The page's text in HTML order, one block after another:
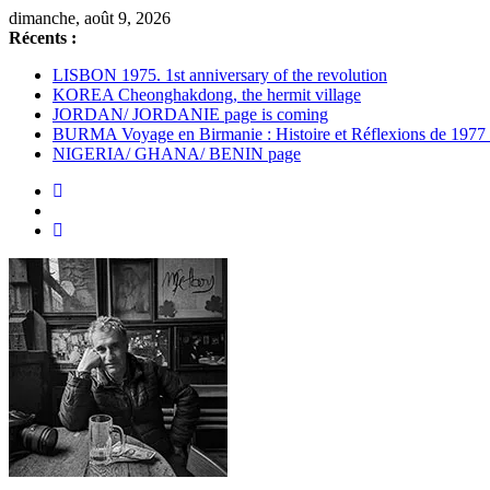
Passer
au
dimanche, août 9, 2026
Récents :
LISBON 1975. 1st anniversary of the revolution
KOREA Cheonghakdong, the hermit village
JORDAN/ JORDANIE page is coming
BURMA Voyage en Birmanie : Histoire et Réflexions de 1977
NIGERIA/ GHANA/ BENIN page